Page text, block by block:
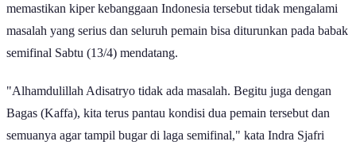
memastikan kiper kebanggaan Indonesia tersebut tidak mengalami
masalah yang serius dan seluruh pemain bisa diturunkan pada babak
semifinal Sabtu (13/4) mendatang.
"Alhamdulillah Adisatryo tidak ada masalah. Begitu juga dengan
Bagas (Kaffa), kita terus pantau kondisi dua pemain tersebut dan
semuanya agar tampil bugar di laga semifinal," kata Indra Sjafri